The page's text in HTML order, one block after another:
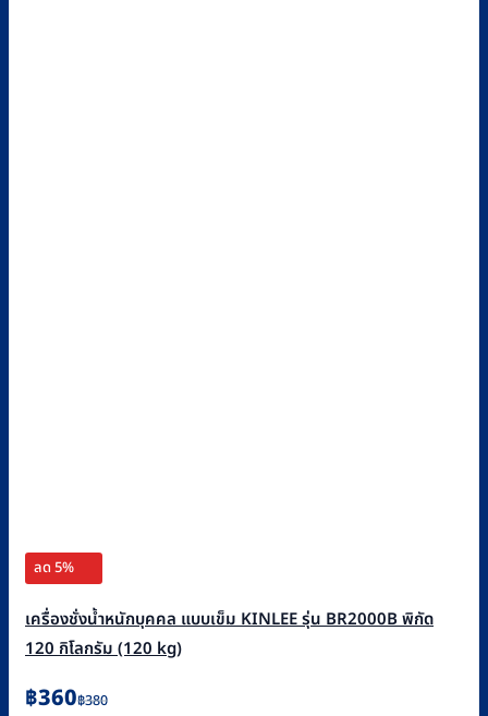
ลด 5%
เครื่องชั่งน้ำหนักบุคคล แบบเข็ม KINLEE รุ่น BR2000B พิกัด
120 กิโลกรัม (120 kg)
฿380
Original
฿360
Current